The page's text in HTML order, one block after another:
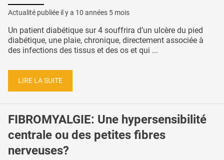
Actualité publiée il y a 10 années 5 mois
Un patient diabétique sur 4 souffrira d’un ulcère du pied
diabétique, une plaie, chronique, directement associée à
des infections des tissus et des os et qui ...
LIRE LA SUITE
FIBROMYALGIE: Une hypersensibilité
centrale ou des petites fibres
nerveuses?